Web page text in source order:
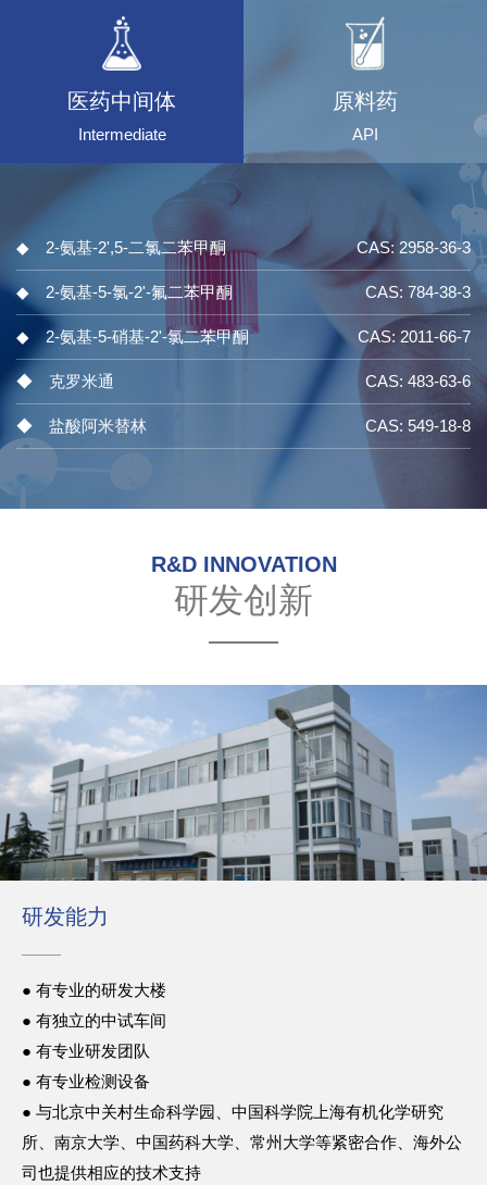
医药中间体
Intermediate
原料药
API
◆ 2-氨基-2',5-二氯二苯甲酮 CAS: 2958-36-3
◆ 2-氨基-5-氯-2'-氟二苯甲酮 CAS: 784-38-3
◆ 2-氨基-5-硝基-2'-氯二苯甲酮 CAS: 2011-66-7
◆ 克罗米通 CAS: 483-63-6
◆ 盐酸阿米替林 CAS: 549-18-8
R&D INNOVATION
研发创新
研发能力
● 有专业的研发大楼
● 有独立的中试车间
● 有专业研发团队
● 有专业检测设备
● 与北京中关村生命科学园、中国科学院上海有机化学研究
所、南京大学、中国药科大学、常州大学等紧密合作、海外公
司也提供相应的技术支持